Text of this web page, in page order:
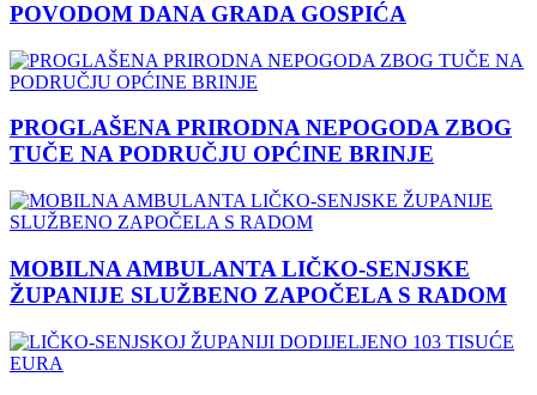
POVODOM DANA GRADA GOSPIĆA
PROGLAŠENA PRIRODNA NEPOGODA ZBOG
TUČE NA PODRUČJU OPĆINE BRINJE
MOBILNA AMBULANTA LIČKO-SENJSKE
ŽUPANIJE SLUŽBENO ZAPOČELA S RADOM